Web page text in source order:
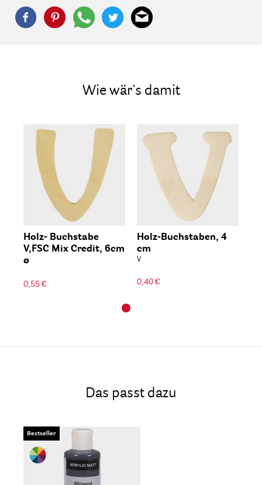
Wie wär's damit
Holz- Buchstabe
V,FSC Mix Credit, 6cm
ø
0,55 €
Holz-Buchstaben, 4
cm
V
0,40 €
Das passt dazu
Bestseller